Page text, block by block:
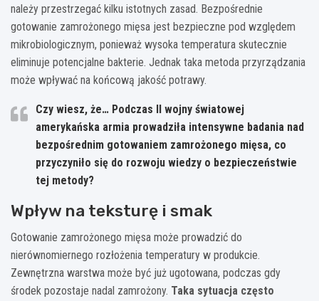
należy przestrzegać kilku istotnych zasad. Bezpośrednie
gotowanie zamrożonego mięsa jest bezpieczne pod względem
mikrobiologicznym, ponieważ wysoka temperatura skutecznie
eliminuje potencjalne bakterie. Jednak taka metoda przyrządzania
może wpływać na końcową jakość potrawy.
Czy wiesz, że… Podczas II wojny światowej
amerykańska armia prowadziła intensywne badania nad
bezpośrednim gotowaniem zamrożonego mięsa, co
przyczyniło się do rozwoju wiedzy o bezpieczeństwie
tej metody?
Wpływ na teksturę i smak
Gotowanie zamrożonego mięsa może prowadzić do
nierównomiernego rozłożenia temperatury w produkcie.
Zewnętrzna warstwa może być już ugotowana, podczas gdy
środek pozostaje nadal zamrożony. Taka sytuacja często